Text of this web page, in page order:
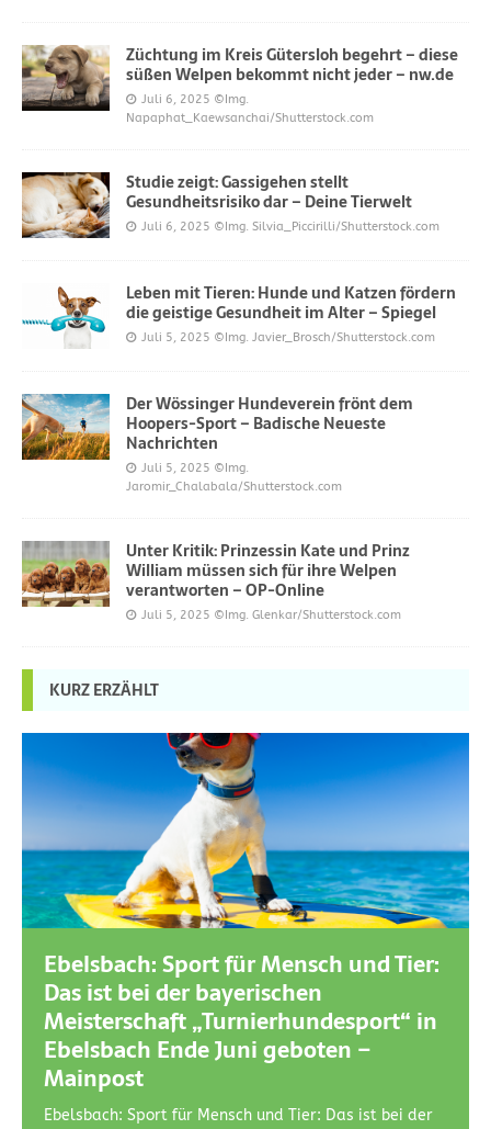
Züchtung im Kreis Gütersloh begehrt – diese
süßen Welpen bekommt nicht jeder – nw.de
Juli 6, 2025 ©Img.
Napaphat_Kaewsanchai/Shutterstock.com
Studie zeigt: Gassigehen stellt
Gesundheitsrisiko dar – Deine Tierwelt
Juli 6, 2025 ©Img. Silvia_Piccirilli/Shutterstock.com
Leben mit Tieren: Hunde und Katzen fördern
die geistige Gesundheit im Alter – Spiegel
Juli 5, 2025 ©Img. Javier_Brosch/Shutterstock.com
Der Wössinger Hundeverein frönt dem
Hoopers-Sport – Badische Neueste
Nachrichten
Juli 5, 2025 ©Img.
Jaromir_Chalabala/Shutterstock.com
Unter Kritik: Prinzessin Kate und Prinz
William müssen sich für ihre Welpen
verantworten – OP-Online
Juli 5, 2025 ©Img. Glenkar/Shutterstock.com
KURZ ERZÄHLT
Ebelsbach: Sport für Mensch und Tier:
Das ist bei der bayerischen
Meisterschaft „Turnierhundesport“ in
Ebelsbach Ende Juni geboten –
Mainpost
Ebelsbach: Sport für Mensch und Tier: Das ist bei der